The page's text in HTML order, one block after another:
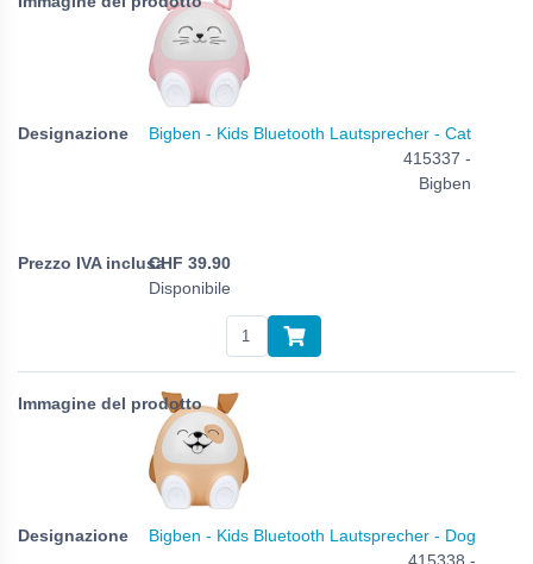
Bigben - Kids Bluetooth Lautsprecher - Cat
415337 -
Bigben
CHF 39.90
Disponibile
Bigben - Kids Bluetooth Lautsprecher - Dog
415338 -